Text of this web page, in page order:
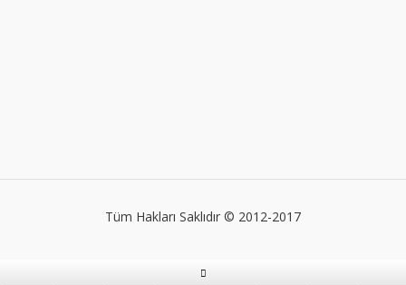
Tüm Hakları Saklıdır © 2012-2017